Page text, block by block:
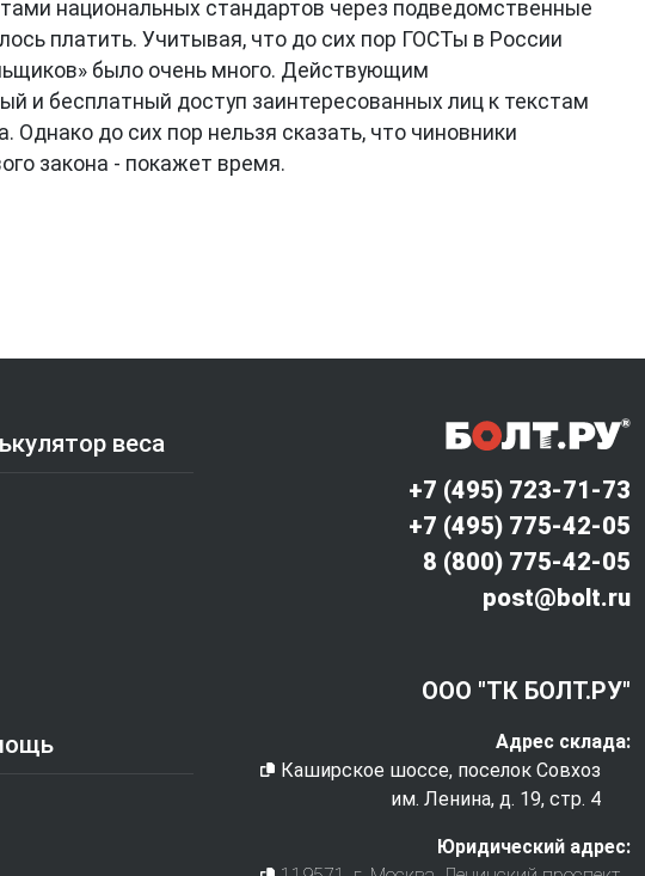
национальных стандартов через подведомственные
платить. Учитывая, что до сих пор ГОСТы в России
было очень много. Действующим
и бесплатный доступ заинтересованных лиц к текстам
до сих пор нельзя сказать, что чиновники
закона - покажет время.
веса
+7 (495) 723-71-73
+7 (495) 775-42-05
8 (800) 775-42-05
post@bolt.ru
ООО "ТК БОЛТ.РУ"
Адрес склада:
Каширское шоссе, поселок Совхоз
им. Ленина, д. 19, стр. 4
Юридический адрес: